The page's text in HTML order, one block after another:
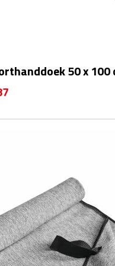
50 x 100